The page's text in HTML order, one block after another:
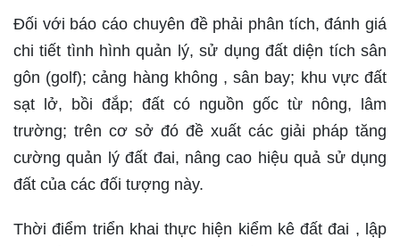
Đối với báo cáo chuyên đề phải phân tích, đánh giá
chi tiết tình hình quản lý, sử dụng đất diện tích sân
gôn (golf); cảng hàng không , sân bay; khu vực đất
sạt lở, bồi đắp; đất có nguồn gốc từ nông, lâm
trường; trên cơ sở đó đề xuất các giải pháp tăng
cường quản lý đất đai, nâng cao hiệu quả sử dụng
đất của các đối tượng này.
Thời điểm triển khai thực hiện kiểm kê đất đai , lập